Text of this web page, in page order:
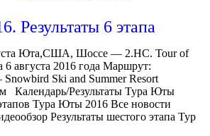
Результаты 6 этапа
Юта,США, Шоссе — 2.HC. Tour of
августа 2016 года Маршрут:
Ski and Summer Resort
Календарь/Результаты Тура Юты
Тура Юты 2016 Все новости
Результаты шестого этапа Тур